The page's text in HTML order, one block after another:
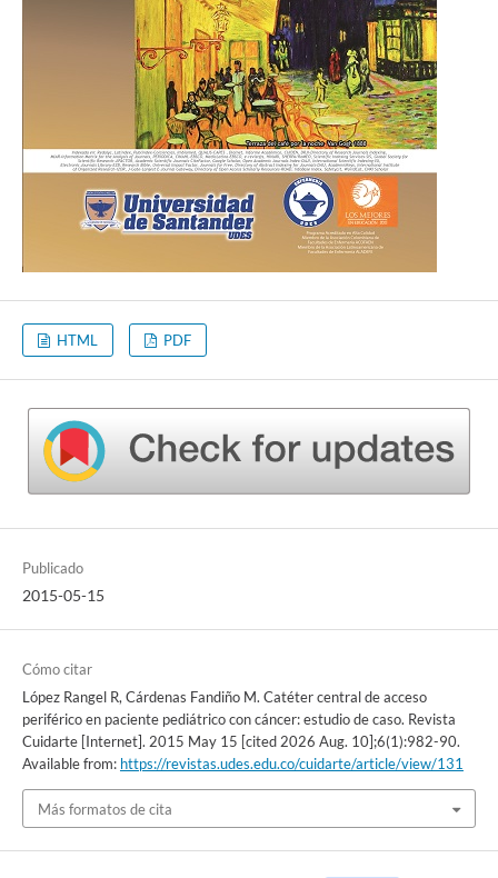
HTML PDF
Publicado
2015-05-15
Cómo citar
López Rangel R, Cárdenas Fandiño M. Catéter central de acceso
periférico en paciente pediátrico con cáncer: estudio de caso. Revista
Cuidarte [Internet]. 2015 May 15 [cited 2026 Aug. 10];6(1):982-90.
Available from: https://revistas.udes.edu.co/cuidarte/article/view/131
Más formatos de cita